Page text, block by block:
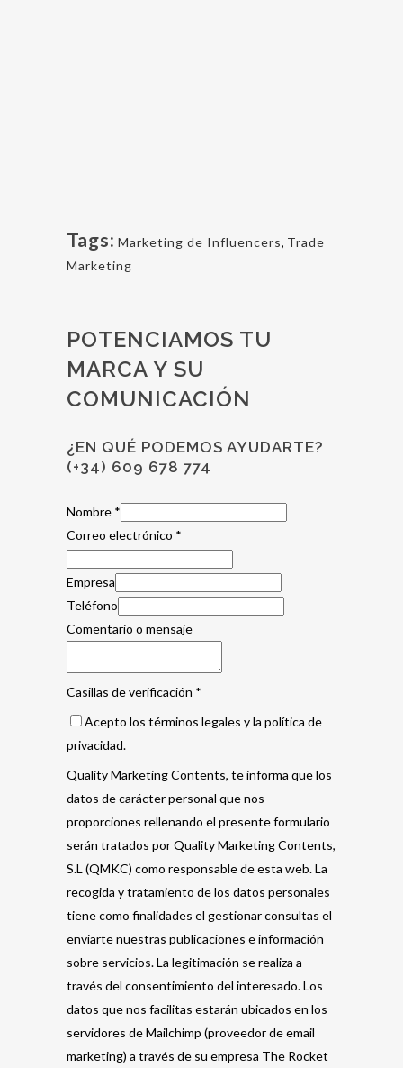
Tags: Marketing de Influencers, Trade
Marketing
POTENCIAMOS TU
MARCA Y SU
COMUNICACIÓN
¿EN QUÉ PODEMOS AYUDARTE?
(+34) 609 678 774
Nombre *
Correo electrónico *
Empresa
Teléfono
Comentario o mensaje
Casillas de verificación *
Acepto los términos legales y la política de
privacidad.
Quality Marketing Contents, te informa que los
datos de carácter personal que nos
proporciones rellenando el presente formulario
serán tratados por Quality Marketing Contents,
S.L (QMKC) como responsable de esta web. La
recogida y tratamiento de los datos personales
tiene como finalidades el gestionar consultas el
enviarte nuestras publicaciones e información
sobre servicios. La legitimación se realiza a
través del consentimiento del interesado. Los
datos que nos facilitas estarán ubicados en los
servidores de Mailchimp (proveedor de email
marketing) a través de su empresa The Rocket